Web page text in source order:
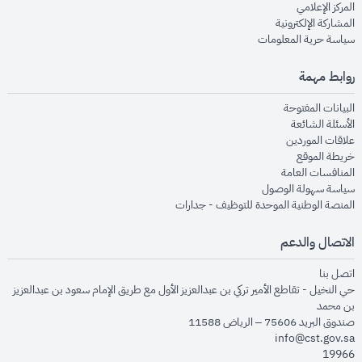
المركز الإعلاميopens in new window
المشاركة الإلكترونيةopens in new window
سياسة حرية المعلوماتopens in new window
روابط مهمة
البيانات المفتوحةopens in new window
الأسئلة الشائعةopens in new window
علاقات الموردينopens in new window
خريطة الموقعopens in new window
المنافسات العامةopens in new window
سياسة سهولة الوصولopens in new window
المنصة الوطنية الموحدة للتوظيف - جداراتopens in new window
الاتصال والدعم
اتصل بنا
حي النخيل - تقاطع الأمير تركي بن عبدالعزيز الأول مع طريق الإمام سعود بن عبدالعزيز
بن محمد
صندوق البريد 75606 – الرياض 11588
info@cst.gov.sa
19966